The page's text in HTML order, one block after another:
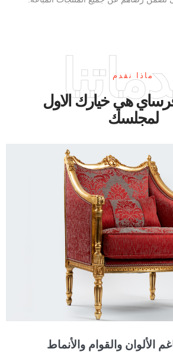
ماذا نقدم
هي خيارك الاول
لمجلسك
والقوام والأنماط